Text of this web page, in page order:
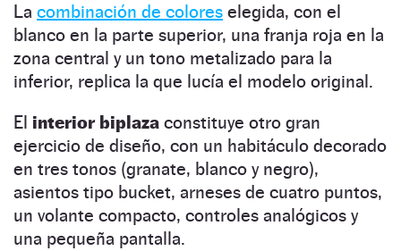
La combinación de colores elegida, con el
blanco en la parte superior, una franja roja en la
zona central y un tono metalizado para la
inferior, replica la que lucía el modelo original.
El interior biplaza constituye otro gran
ejercicio de diseño, con un habitáculo decorado
en tres tonos (granate, blanco y negro),
asientos tipo bucket, arneses de cuatro puntos,
un volante compacto, controles analógicos y
una pequeña pantalla.